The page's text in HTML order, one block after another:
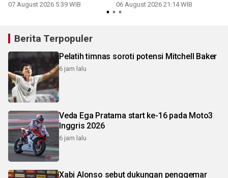
07 August 2026 5:39 WIB 06 August 2026 21:14 WIB
Berita Terpopuler
Pelatih timnas soroti potensi Mitchell Baker
6 jam lalu
Veda Ega Pratama start ke-16 pada Moto3
Inggris 2026
6 jam lalu
Xabi Alonso sebut dukungan penggemar